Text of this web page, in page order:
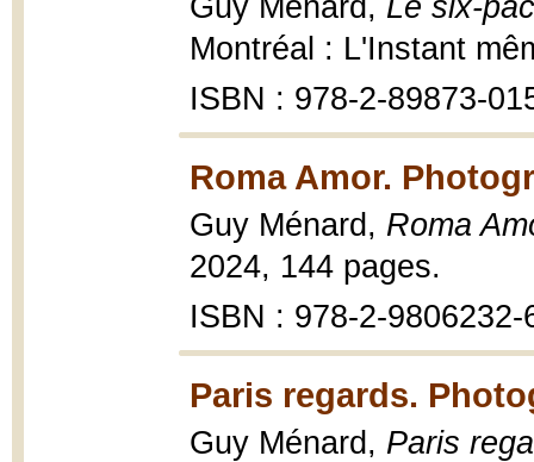
Guy Ménard, Le six-
Montréal : L'Instant
ISBN : 978-2-89873-
Roma Amor.
Guy Ménard, Roma
2024, 144 pages.
ISBN : 978-2-9806232-
Paris regards.
Guy Ménard, Paris